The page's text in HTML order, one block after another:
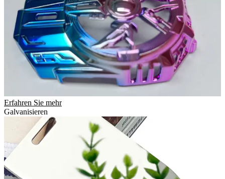
Erfahren Sie mehr
Galvanisieren